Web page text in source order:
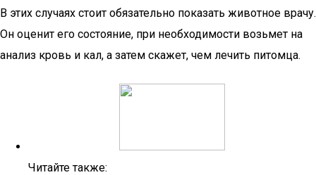
В этих случаях стоит обязательно показать животное врачу.
Он оценит его состояние, при необходимости возьмет на
анализ кровь и кал, а затем скажет, чем лечить питомца.
Читайте также: